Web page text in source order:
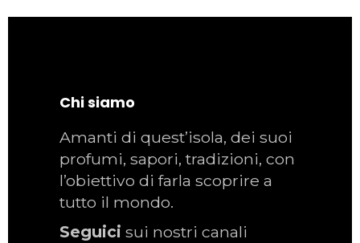
Chi siamo
Amanti di quest’isola, dei suoi
profumi, sapori, tradizioni, con
l’obiettivo di farla scoprire a
tutto il mondo.
Seguici sui nostri canali